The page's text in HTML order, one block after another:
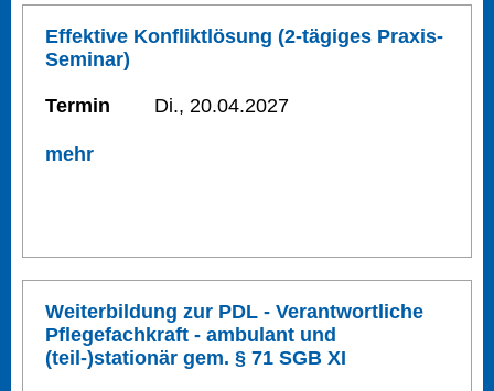
Effektive Konfliktlösung (2-tägiges Praxis-
Seminar)
Termin Di., 20.04.2027
mehr
Weiterbildung zur PDL - Verantwortliche
Pflegefachkraft - ambulant und
(teil-)stationär gem. § 71 SGB XI